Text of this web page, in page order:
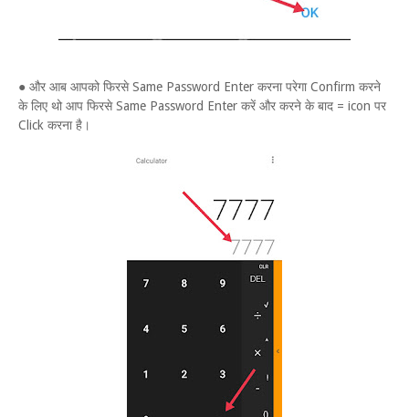
● और आब आपको फिरसे Same Password Enter करना परेगा Confirm करने
के लिए थो आप फिरसे Same Password Enter करें और करने के बाद = icon पर
Click करना है।